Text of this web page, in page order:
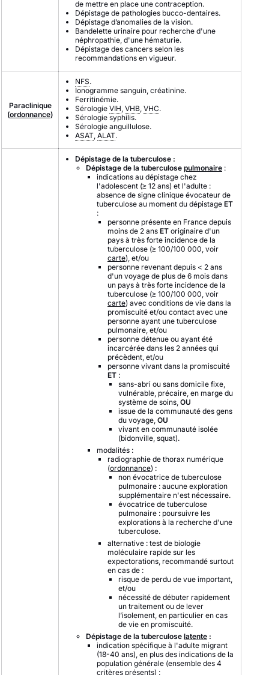
de mettre en place une contraception.
Dépistage de pathologies bucco-dentaires.
Dépistage d’anomalies de la vision.
Bandelette urinaire pour recherche d'une
néphropathie, d'une hématurie.
Dépistage des cancers selon les
recommandations en vigueur.
Paraclinique
(ordonnance)
NFS.
Ionogramme sanguin, créatinine.
Ferritinémie.
Sérologie VIH, VHB, VHC.
Sérologie syphilis.
Sérologie anguillulose.
ASAT, ALAT.
Dépistage de la tuberculose :
Dépistage de la tuberculose pulmonaire :
indications au dépistage chez
l'adolescent (≥ 12 ans) et l'adulte :
absence de signe clinique évocateur de
tuberculose au moment du dépistage ET
:
personne présente en France depuis
moins de 2 ans ET originaire d'un
pays à très forte incidence de la
tuberculose (≥ 100/100 000, voir
carte), et/ou
personne revenant depuis < 2 ans
d'un voyage de plus de 6 mois dans
un pays à très forte incidence de la
tuberculose (≥ 100/100 000, voir
carte) avec conditions de vie dans la
promiscuité et/ou contact avec une
personne ayant une tuberculose
pulmonaire, et/ou
personne détenue ou ayant été
incarcérée dans les 2 années qui
précèdent, et/ou
personne vivant dans la promiscuité
ET :
sans-abri ou sans domicile fixe,
vulnérable, précaire, en marge du
système de soins, OU
issue de la communauté des gens
du voyage, OU
vivant en communauté isolée
(bidonville, squat).
modalités :
radiographie de thorax numérique
(ordonnance) :
non évocatrice de tuberculose
pulmonaire : aucune exploration
supplémentaire n'est nécessaire.
évocatrice de tuberculose
pulmonaire : poursuivre les
explorations à la recherche d'une
tuberculose.
alternative : test de biologie
moléculaire rapide sur les
expectorations, recommandé surtout
en cas de :
risque de perdu de vue important,
et/ou
nécessité de débuter rapidement
un traitement ou de lever
l’isolement, en particulier en cas
de vie en promiscuité.
Dépistage de la tuberculose latente :
indication spécifique à l'adulte migrant
(18-40 ans), en plus des indications de la
population générale (ensemble des 4
critères présents) :